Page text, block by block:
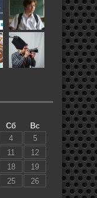
Сб
Вс
4
5
11
12
18
19
25
26